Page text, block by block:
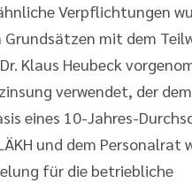
Verpflichtungen
mit dem
Klaus Heubeck
verwendet, der dem
eines 10-Jahres-
und dem Personalrat
für die betriebliche